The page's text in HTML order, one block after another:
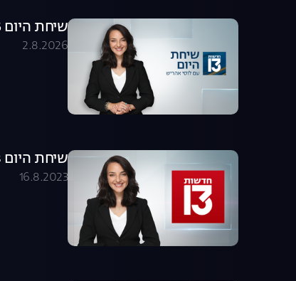
שיחת היום 02.08.26 - התכנית המלאה
2.8.2026
שיחת היום 16.08.23 - התכנית המלאה
16.8.2023